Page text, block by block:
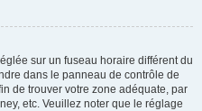
sur un fuseau horaire différent du
dans le panneau de contrôle de
de trouver votre zone adéquate, par
etc. Veuillez noter que le réglage